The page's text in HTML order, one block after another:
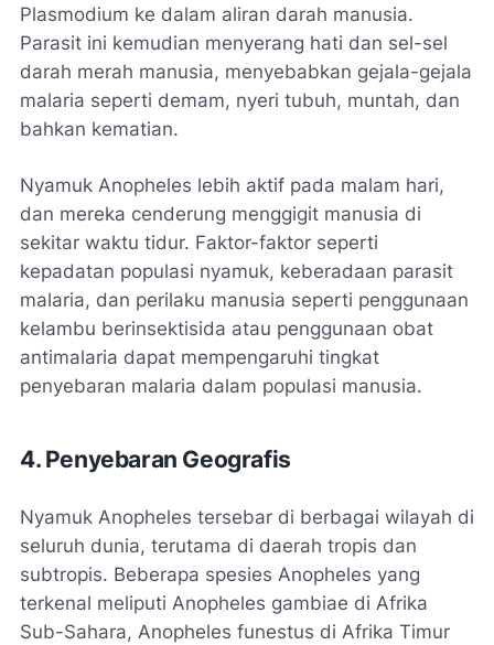
Plasmodium ke dalam aliran darah manusia.
Parasit ini kemudian menyerang hati dan sel-sel
darah merah manusia, menyebabkan gejala-gejala
malaria seperti demam, nyeri tubuh, muntah, dan
bahkan kematian.
Nyamuk Anopheles lebih aktif pada malam hari,
dan mereka cenderung menggigit manusia di
sekitar waktu tidur. Faktor-faktor seperti
kepadatan populasi nyamuk, keberadaan parasit
malaria, dan perilaku manusia seperti penggunaan
kelambu berinsektisida atau penggunaan obat
antimalaria dapat mempengaruhi tingkat
penyebaran malaria dalam populasi manusia.
4. Penyebaran Geografis
Nyamuk Anopheles tersebar di berbagai wilayah di
seluruh dunia, terutama di daerah tropis dan
subtropis. Beberapa spesies Anopheles yang
terkenal meliputi Anopheles gambiae di Afrika
Sub-Sahara, Anopheles funestus di Afrika Timur